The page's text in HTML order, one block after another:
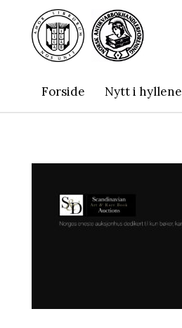
Forside Nytt i hyllene